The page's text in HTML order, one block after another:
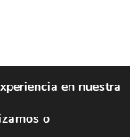
en nuestra
o